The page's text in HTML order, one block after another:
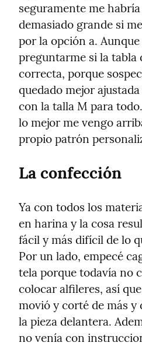
seguramente me
demasiado grande si
por la opción a.
preguntarme si la tabla
correcta, porque
quedado mejor
con la talla M para
lo mejor me vengo
propio patrón
La confección
Ya con todos los
en harina y la cosa
fácil y más difícil de lo
Por un lado, empecé
tela porque todavía no
colocar alfileres, así
movió y corté de más
la pieza delantera.
no venía con